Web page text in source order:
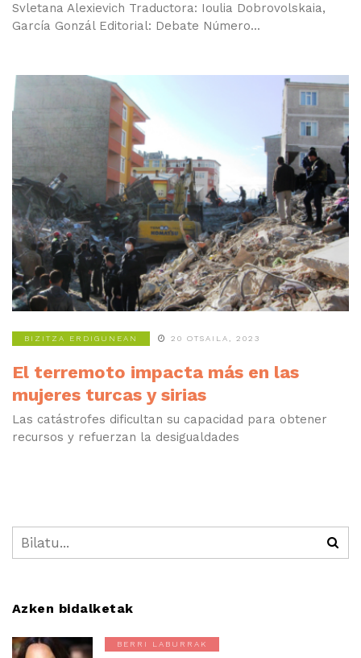
Svletana Alexievich Traductora: Ioulia Dobrovolskaia,
García Gonzál Editorial: Debate Número...
BIZITZA ERDIGUNEAN 20 OTSAILA, 2023
El terremoto impacta más en las
mujeres turcas y sirias
Las catástrofes dificultan su capacidad para obtener
recursos y refuerzan la desigualdades
Azken bidalketak
BERRI LABURRAK